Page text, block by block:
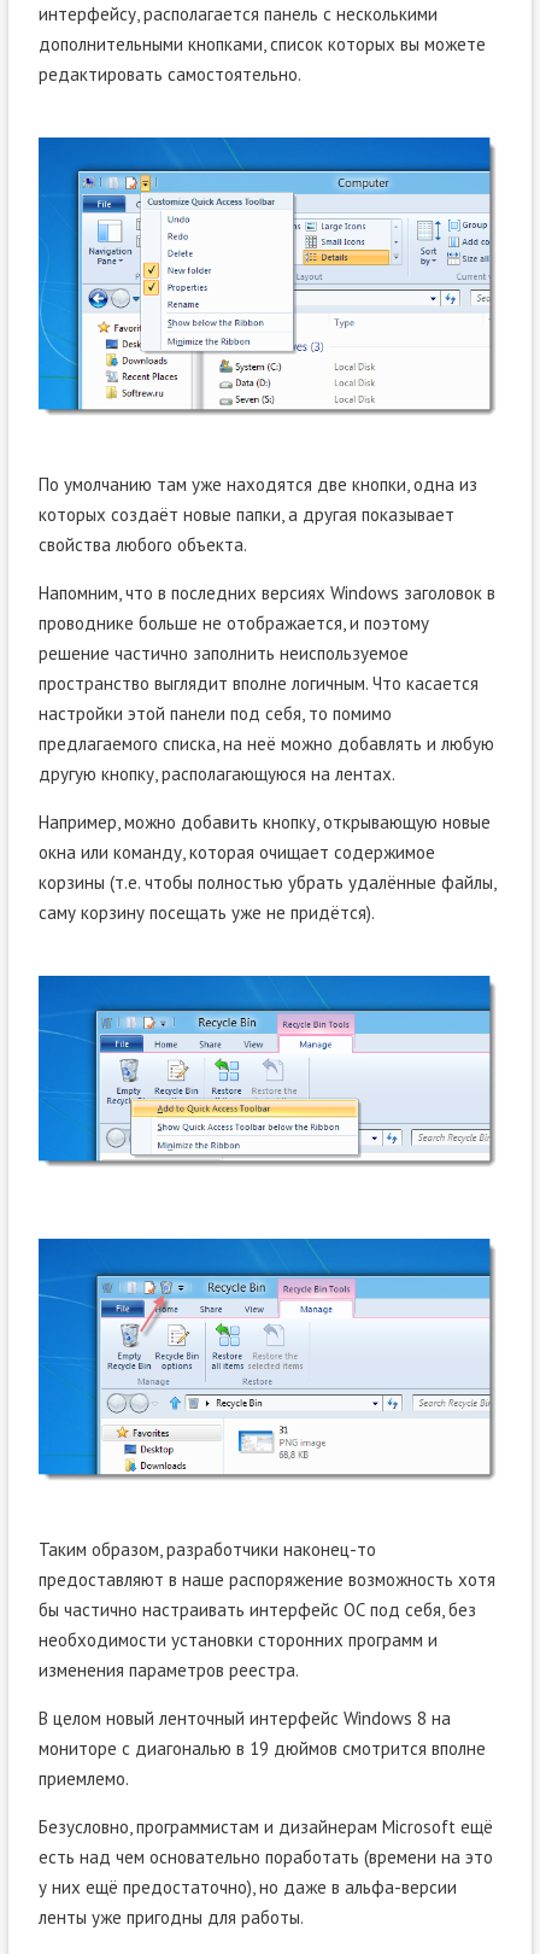
интерфейсу, располагается панель с несколькими
дополнительными кнопками, список которых вы можете
редактировать самостоятельно.
По умолчанию там уже находятся две кнопки, одна из
которых создаёт новые папки, а другая показывает
свойства любого объекта.
Напомним, что в последних версиях Windows заголовок в
проводнике больше не отображается, и поэтому
решение частично заполнить неиспользуемое
пространство выглядит вполне логичным. Что касается
настройки этой панели под себя, то помимо
предлагаемого списка, на неё можно добавлять и любую
другую кнопку, располагающуюся на лентах.
Например, можно добавить кнопку, открывающую новые
окна или команду, которая очищает содержимое
корзины (т.е. чтобы полностью убрать удалённые файлы,
саму корзину посещать уже не придётся).
Таким образом, разработчики наконец-то
предоставляют в наше распоряжение возможность хотя
бы частично настраивать интерфейс ОС под себя, без
необходимости установки сторонних программ и
изменения параметров реестра.
В целом новый ленточный интерфейс Windows 8 на
мониторе с диагональю в 19 дюймов смотрится вполне
приемлемо.
Безусловно, программистам и дизайнерам Microsoft ещё
есть над чем основательно поработать (времени на это
у них ещё предостаточно), но даже в альфа-версии
ленты уже пригодны для работы.